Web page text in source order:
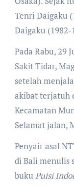
Tenri Daigaku
Daigaku (1982-
Pada Rabu, 29
Sakit Tidar,
setelah
akibat terjatuh
Kecamatan
Selamat jalan,
Penyair asal
di Bali menulis
buku Puisi